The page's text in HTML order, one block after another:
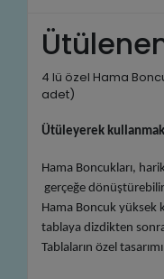
4 lü özel Hama
adet)
Ütüleyerek kullanmak
Hama Boncukları,
gerçeğe
Hama Boncuk yüksek
tablaya dizdikten sonra
Tablaların özel